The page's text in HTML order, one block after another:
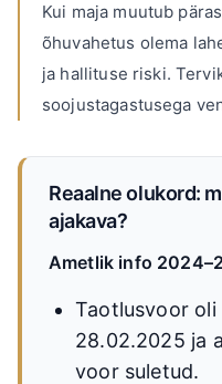
Kui maja muutub
õhuvahetus olema
ja hallituse riski.
soojustagastusega
Reaalne olukord:
ajakava?
Ametlik info
Taotlusvoor
28.02.2025 ja
voor suletud.